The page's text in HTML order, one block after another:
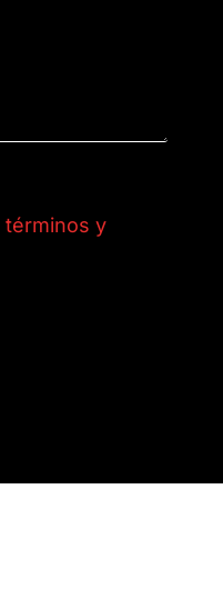
términos y